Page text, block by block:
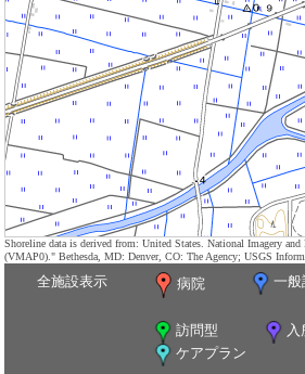
Shoreline data is derived from: United States. National Imagery
(VMAP0)." Bethesda, MD: Denver, CO: The Agency; USGS
全施設表示 病院 一般
訪問型
入
ケアプラン